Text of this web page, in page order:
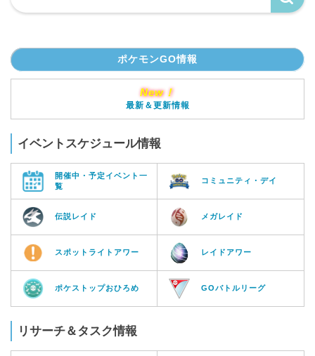
ポケモンGO情報
New！
最新＆更新情報
イベントスケジュール情報
開催中・予定イベント一
覧
コミュニティ・デイ
伝説レイド メガレイド
スポットライトアワー レイドアワー
ポケストップおひろめ GOバトルリーグ
リサーチ＆タスク情報